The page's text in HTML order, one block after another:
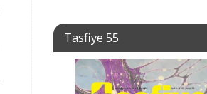
Tasfiye 55